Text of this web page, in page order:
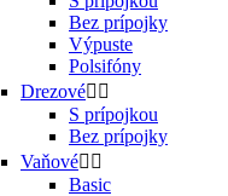
Bez prípojky
Výpuste
Polsifóny
Drezové 
S prípojkou
Bez prípojky
Vaňové 
Basic